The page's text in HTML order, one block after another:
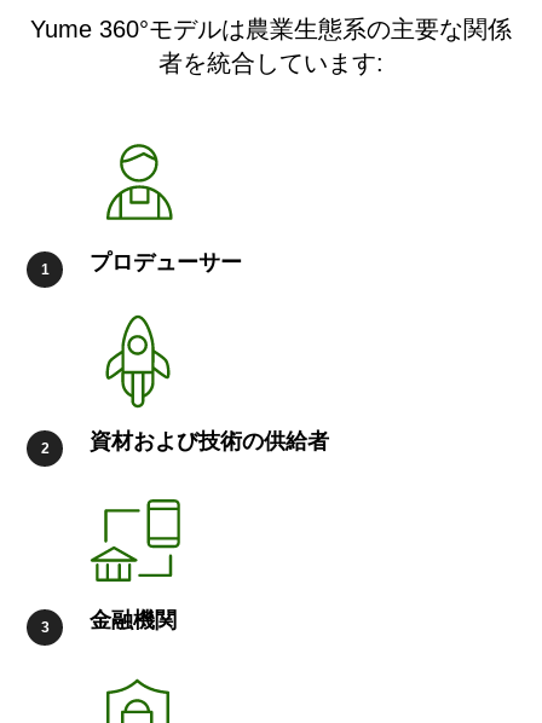
Yume 360°モデルは農業生態系の主要な関係
者を統合しています:
プロデューサー
資材および技術の供給者
金融機関